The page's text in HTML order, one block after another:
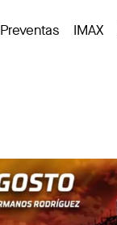
Preventas IMAX